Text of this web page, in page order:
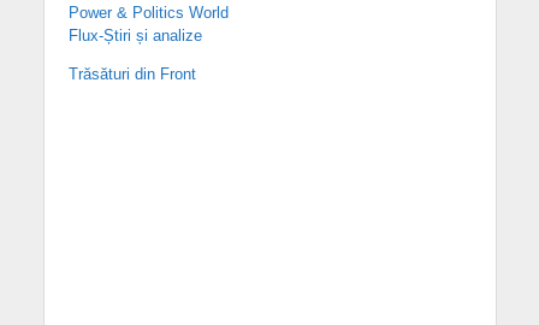
Power & Politics World
Flux-Știri și analize
Trăsături din Front